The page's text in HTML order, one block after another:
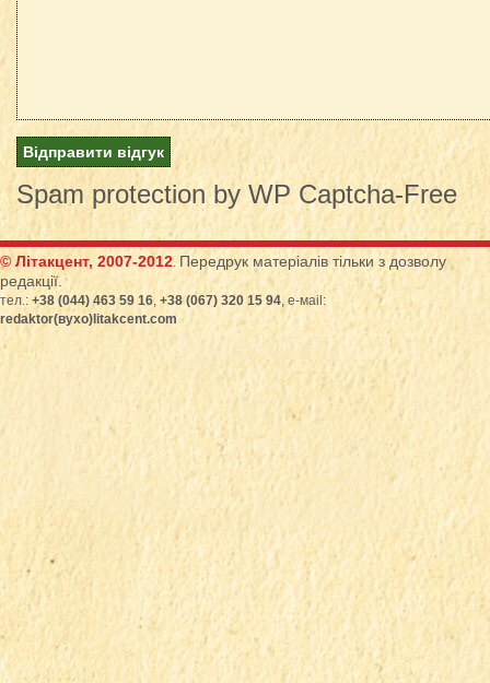
Spam protection by WP Captcha-Free
© Літакцент, 2007-2012.Передрук матеріалів тільки з дозволу
редакції.
тел.: +38 (044) 463 59 16, +38 (067) 320 15 94, е-маіl:
redaktor(вухо)litakcent.com